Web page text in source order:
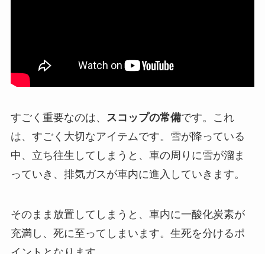
すごく重要なのは、 スコップの常備です。これ
は、すごく大切なアイテムです。雪が降っている
中、立ち往生してしまうと、車の周りに雪が溜ま
っていき、排気ガスが車内に進入していきます。
そのまま放置してしまうと、車内に一酸化炭素が
充満し、死に至ってしまいます。生死を分けるポ